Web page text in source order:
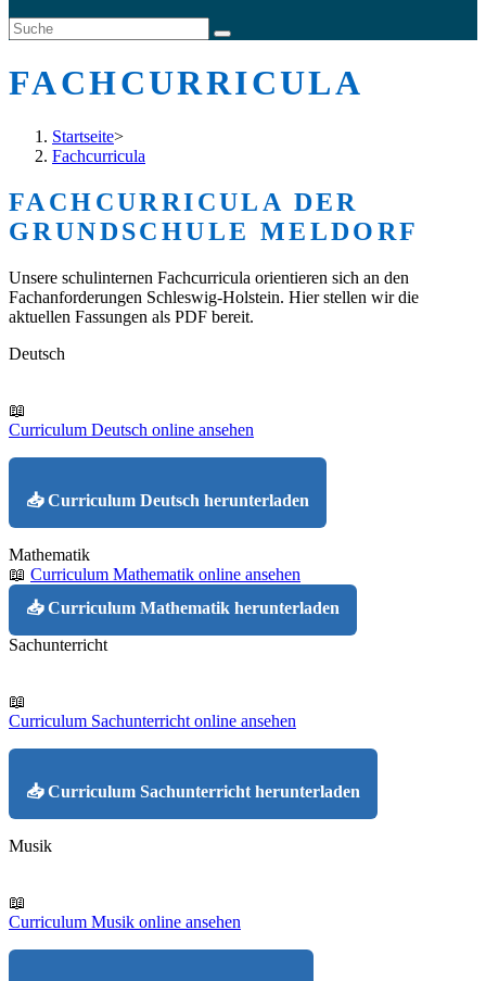
FACHCURRICULA
Startseite>
Fachcurricula
FACHCURRICULA DER
GRUNDSCHULE MELDORF
Unsere schulinternen Fachcurricula orientieren sich an den
Fachanforderungen Schleswig-Holstein. Hier stellen wir die
aktuellen Fassungen als PDF bereit.
Deutsch
📖
Curriculum Deutsch online ansehen
📥 Curriculum Deutsch herunterladen
Mathematik
📖 Curriculum Mathematik online ansehen
📥 Curriculum Mathematik herunterladen
Sachunterricht
📖
Curriculum Sachunterricht online ansehen
📥 Curriculum Sachunterricht herunterladen
Musik
📖
Curriculum Musik online ansehen